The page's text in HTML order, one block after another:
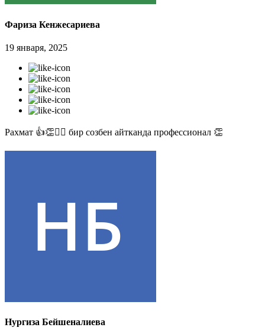
Фариза Кенжесариева
19 января, 2025
Рахмат 👍👏✊🏻 бир созбен айтканда профессионал 👏
Нургиза Бейшеналиева